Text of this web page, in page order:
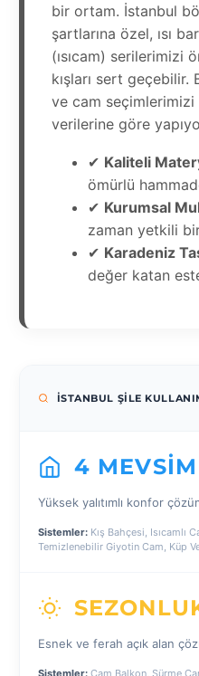
bir ortam. İstanbul
şartlarına özel, ısı
(ısıcam) serilerimizi
kışları sert
ve cam
verilerine göre
✔ Kaliteli
ömürlü
✔ Kurumsal
zaman yetkili
✔ Karadeniz
değer katan
İSTANBUL ŞILE
4
Yüksek yalıtımlı konfor
Sistemler: Kış Bahçesi, Isıcamlı
Temizlenebilir Giyotin Cam, Küp
Esnek ve ferah açık alan